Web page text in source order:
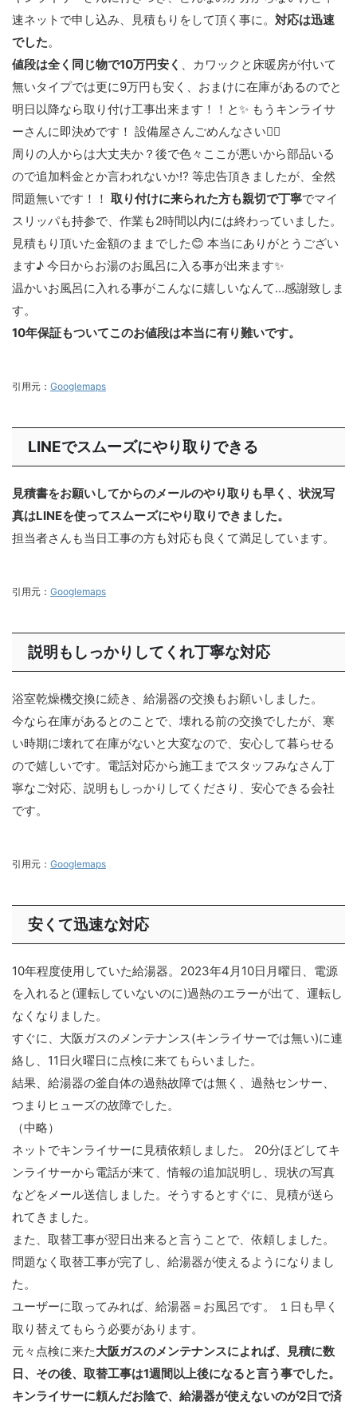
速ネットで申し込み、見積もりをして頂く事に。 対応は迅速
でした。
値段は全く同じ物で10万円安く 、カワックと床暖房が付いて
無いタイプでは更に9万円も安く、おまけに在庫があるのでと
明日以降なら取り付け工事出来ます！！と✨ もうキンライサ
ーさんに即決めです！ 設備屋さんごめんなさい🙇‍♀️
周りの人からは大丈夫か？後で色々ここが悪いから部品いる
ので追加料金とか言われないか⁉︎ 等忠告頂きましたが、全然
問題無いです！！ 取り付けに来られた方も親切で丁寧でマイ
スリッパも持参で、作業も2時間以内には終わっていました。
見積もり頂いた金額のままでした😊 本当にありがとうござい
ます♪ 今日からお湯のお風呂に入る事が出来ます✨
温かいお風呂に入れる事がこんなに嬉しいなんて…感謝致しま
す。
10年保証もついてこのお値段は本当に有り難いです。
引用元： Googlemaps
LINEでスムーズにやり取りできる
見積書をお願いしてからのメールのやり取りも早く、状況写
真はLINEを使ってスムーズにやり取りできました。
担当者さんも当日工事の方も対応も良くて満足しています。
引用元： Googlemaps
説明もしっかりしてくれ丁寧な対応
浴室乾燥機交換に続き、給湯器の交換もお願いしました。
今なら在庫があるとのことで、壊れる前の交換でしたが、寒
い時期に壊れて在庫がないと大変なので、安心して暮らせる
ので嬉しいです。電話対応から施工までスタッフみなさん丁
寧なご対応、説明もしっかりしてくださり、安心できる会社
です。
引用元： Googlemaps
安くて迅速な対応
10年程度使用していた給湯器。2023年4月10日月曜日、電源
を入れると(運転していないのに)過熱のエラーが出て、運転し
なくなりました。
すぐに、大阪ガスのメンテナンス(キンライサーでは無い)に連
絡し、11日火曜日に点検に来てもらいました。
結果、給湯器の釜自体の過熱故障では無く、過熱センサー、
つまりヒューズの故障でした。
（中略）
ネットでキンライサーに見積依頼しました。 20分ほどしてキ
ンライサーから電話が来て、情報の追加説明し、現状の写真
などをメール送信しました。そうするとすぐに、見積が送ら
れてきました。
また、取替工事が翌日出来ると言うことで、依頼しました。
問題なく取替工事が完了し、給湯器が使えるようになりまし
た。
ユーザーに取ってみれば、給湯器＝お風呂です。 １日も早く
取り替えてもらう必要があります。
元々点検に来た大阪ガスのメンテナンスによれば、見積に数
日、その後、取替工事は1週間以上後になると言う事でした。
キンライサーに頼んだお陰で、給湯器が使えないのが2日で済